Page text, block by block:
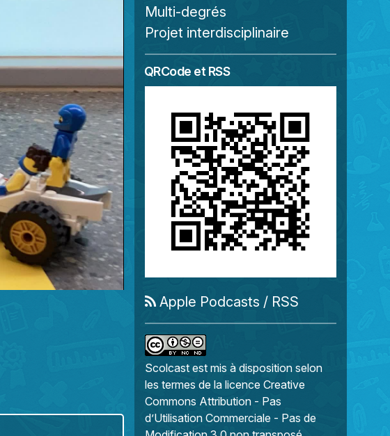
Multi-degrés
Projet interdisciplinaire
QRCode et RSS
Apple Podcasts / RSS
Scolcast est mis à disposition selon
les termes de la licence Creative
Commons Attribution - Pas
d’Utilisation Commerciale - Pas de